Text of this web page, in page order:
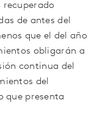
recuperado
de antes del
que el del año
obligarán a
continua del
del
que presenta